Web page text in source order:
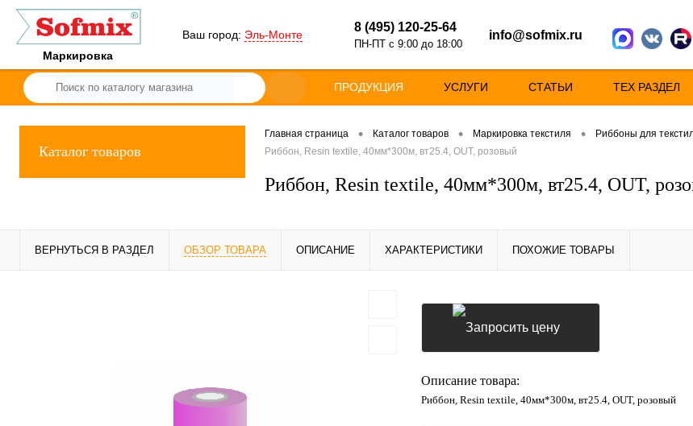
Маркировка
Ваш город: Эль-Монте
8 (495) 120-25-64
ПН-ПТ с 9:00 до 18:00
info@sofmix.ru
ПРОДУКЦИЯ УСЛУГИ СТАТЬИ ТЕХ РАЗДЕЛ
Каталог товаров
Главная страница • Каталог товаров • Маркировка текстиля • Риббоны для
Риббон, Resin textile, 40мм*300м, вт25.4, OUT, розовый
Риббон, Resin textile, 40мм*300м, вт25.4, OUT,
ВЕРНУТЬСЯ В РАЗДЕЛ ОБЗОР ТОВАРА ОПИСАНИЕ ХАРАКТЕРИСТИКИ ПОХОЖИЕ ТОВАРЫ
Запросить цену
Описание товара:
Риббон, Resin textile, 40мм*300м, вт25.4, OUT, розовый